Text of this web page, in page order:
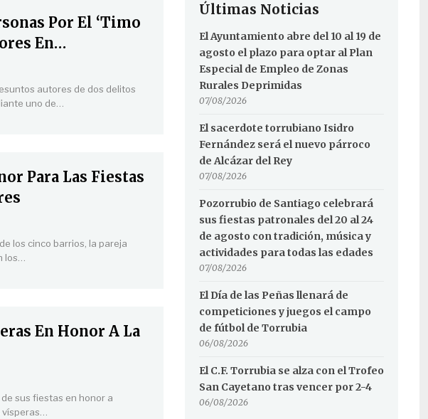
Por El ‘timo
En…
autores de dos delitos
uno de…
Para Las Fiestas
los cinco barrios, la pareja
los…
En Honor A La
sus fiestas en honor a
vísperas…
Últimas Noticias
El Ayuntamiento abre del 10 al 19 de
agosto el plazo para optar al Plan
Especial de Empleo de Zonas
Rurales Deprimidas
07/08/2026
El sacerdote torrubiano Isidro
Fernández será el nuevo párroco
de Alcázar del Rey
07/08/2026
Pozorrubio de Santiago celebrará
sus fiestas patronales del 20 al 24
de agosto con tradición, música y
actividades para todas las edades
07/08/2026
El Día de las Peñas llenará de
competiciones y juegos el campo
de fútbol de Torrubia
06/08/2026
El C.F. Torrubia se alza con el Trofeo
San Cayetano tras vencer por 2-4
06/08/2026